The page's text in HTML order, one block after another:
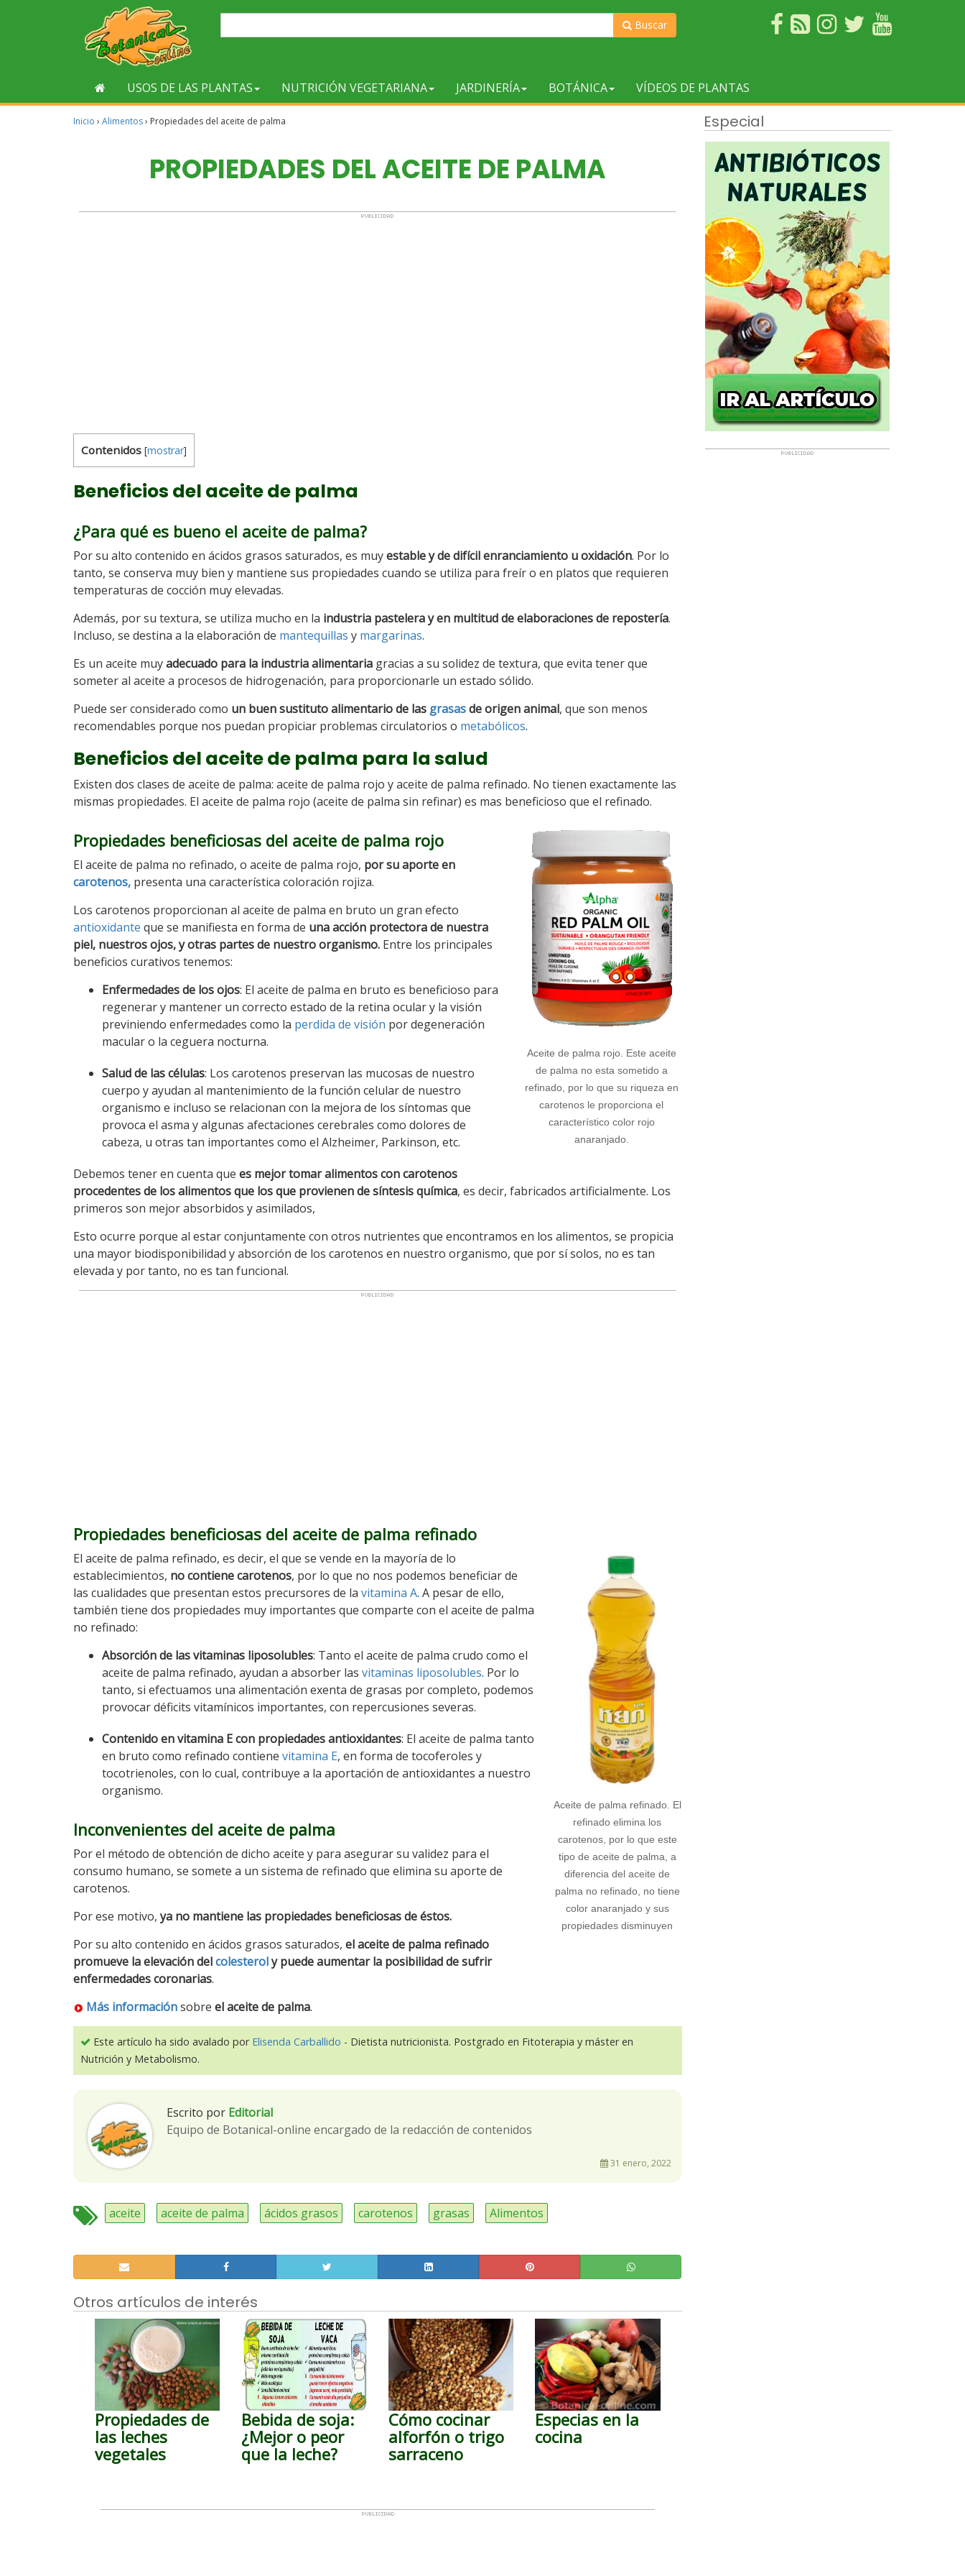
Buscar
USOS DE LAS PLANTAS NUTRICIÓN VEGETARIANA JARDINERÍA BOTÁNICA VÍDEOS DE PLANTAS
Inicio › Alimentos› Propiedades del aceite de palma
PROPIEDADES DEL ACEITE DE PALMA
Contenidos [mostrar]
Beneficios del aceite de palma
¿Para qué es bueno el aceite de palma?
Por su alto contenido en ácidos grasos saturados, es muyestable y de difícil enranciamiento u oxidación. Por lo
tanto, se conserva muy bien y mantiene sus propiedades cuando se utiliza para freír o en platos que requieren
temperaturas de cocción muy elevadas.
Además, por su textura, se utiliza mucho en la industria pastelera y en multitud de elaboraciones de repostería.
Incluso, se destina a la elaboración de mantequillas y margarinas.
Es un aceite muyadecuado para la industria alimentaria gracias a su solidez de textura, que evita tener que
someter al aceite a procesos de hidrogenación, para proporcionarle un estado sólido.
Puede ser considerado como un buen sustituto alimentario de las grasasde origen animal, que son menos
recomendables porque nos puedan propiciar problemas circulatorios o metabólicos.
Beneficios del aceite de palma para la salud
Existen dos clases de aceite de palma: aceite de palma rojo y aceite de palma refinado. No tienen exactamente las
mismas propiedades. El aceite de palma rojo (aceite de palma sin refinar) es mas beneficioso que el refinado.
Aceite de palma rojo. Este aceite
de palma no esta sometido a
refinado, por lo que su riqueza en
carotenos le proporciona el
característico color rojo
anaranjado.
Propiedades beneficiosas del aceite de palma rojo
El aceite de palma no refinado, o aceite de palma rojo, por su aporte en
carotenos, presenta una característica coloración rojiza.
Los carotenos proporcionan al aceite de palma en bruto un gran efecto
antioxidante que se manifiesta en forma de una acción protectora de nuestra
piel, nuestros ojos, y otras partes de nuestro organismo. Entre los principales
beneficios curativos tenemos:
Enfermedades de los ojos: El aceite de palma en bruto es beneficioso para
regenerar y mantener un correcto estado de la retina ocular y la visión
previniendo enfermedades como la perdida de visión por degeneración
macular o la ceguera nocturna.
Salud de las células: Los carotenos preservan las mucosas de nuestro
cuerpo y ayudan al mantenimiento de la función celular de nuestro
organismo e incluso se relacionan con la mejora de los síntomas que
provoca el asma y algunas afectaciones cerebrales como dolores de
cabeza, u otras tan importantes como el Alzheimer, Parkinson, etc.
Debemos tener en cuenta que es mejor tomar alimentos con carotenos
procedentes de los alimentos que los que provienen de síntesis química, es decir, fabricados artificialmente. Los
primeros son mejor absorbidos y asimilados,
Esto ocurre porque al estar conjuntamente con otros nutrientes que encontramos en los alimentos, se propicia
una mayor biodisponibilidad y absorción de los carotenos en nuestro organismo, que por sí solos, no es tan
elevada y por tanto, no es tan funcional.
Propiedades beneficiosas del aceite de palma refinado
Aceite de palma refinado. El
refinado elimina los
carotenos, por lo que este
tipo de aceite de palma, a
diferencia del aceite de
palma no refinado, no tiene
color anaranjado y sus
propiedades disminuyen
El aceite de palma refinado, es decir, el que se vende en la mayoría de lo
establecimientos, no contiene carotenos, por lo que no nos podemos beneficiar de
las cualidades que presentan estos precursores de la vitamina A. A pesar de ello,
también tiene dos propiedades muy importantes que comparte con el aceite de palma
no refinado:
Absorción de las vitaminas liposolubles: Tanto el aceite de palma crudo como el
aceite de palma refinado, ayudan a absorber las vitaminas liposolubles. Por lo
tanto, si efectuamos una alimentación exenta de grasas por completo, podemos
provocar déficits vitamínicos importantes, con repercusiones severas.
Contenido en vitamina E con propiedades antioxidantes: El aceite de palma tanto
en bruto como refinado contiene vitamina E, en forma de tocoferoles y
tocotrienoles, con lo cual, contribuye a la aportación de antioxidantes a nuestro
organismo.
Inconvenientes del aceite de palma
Por el método de obtención de dicho aceite y para asegurar su validez para el
consumo humano, se somete a un sistema de refinado que elimina su aporte de
carotenos.
Por ese motivo, ya no mantiene las propiedades beneficiosas de éstos.
Por su alto contenido en ácidos grasos saturados, el aceite de palma refinado
promueve la elevación delcolesteroly puede aumentar la posibilidad de sufrir
enfermedades coronarias.
Más informaciónsobre el aceite de palma.
Este artículo ha sido avalado por Elisenda Carballido - Dietista nutricionista. Postgrado en Fitoterapia y máster en
Nutrición y Metabolismo.
Escrito por Editorial
Equipo de Botanical-online encargado de la redacción de contenidos
31 enero, 2022
aceite aceite de palma ácidos grasos carotenos grasas Alimentos
Otros artículos de interés
Propiedades de
las leches
vegetales
Bebida de soja:
¿Mejor o peor
que la leche?
Cómo cocinar
alforfón o trigo
sarraceno
Especias en la
cocina
Especial